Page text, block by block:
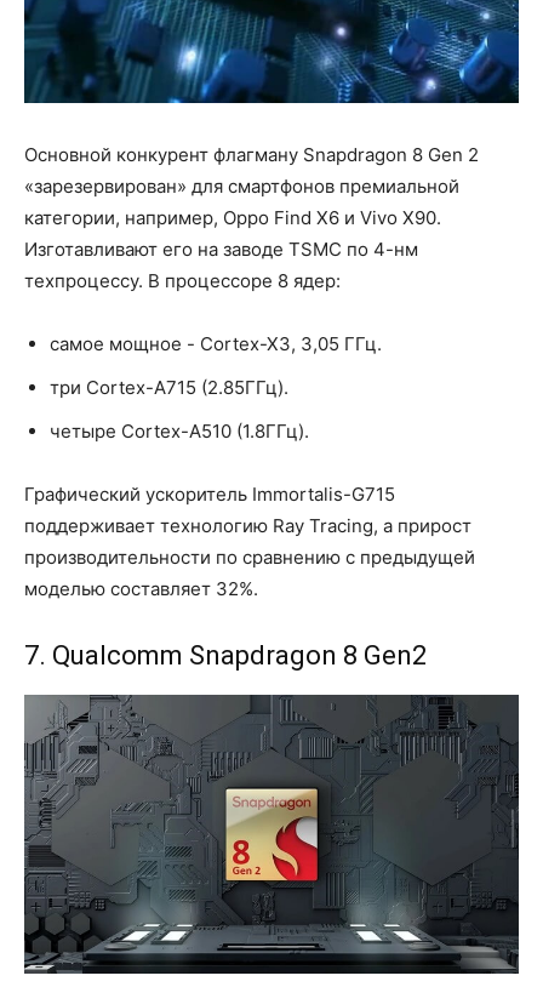
Основной конкурент флагману Snapdragon 8 Gen 2
«зарезервирован» для смартфонов премиальной
категории, например, Oppo Find X6 и Vivo X90.
Изготавливают его на заводе TSMC по 4-нм
техпроцессу. В процессоре 8 ядер:
самое мощное - Cortex-X3, 3,05 ГГц.
три Cortex-A715 (2.85ГГц).
четыре Cortex-A510 (1.8ГГц).
Графический ускоритель Immortalis-G715
поддерживает технологию Ray Tracing, а прирост
производительности по сравнению с предыдущей
моделью составляет 32%.
7. Qualcomm Snapdragon 8 Gen2